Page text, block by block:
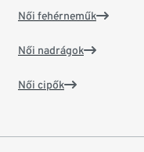
Női fehérneműk
Női nadrágok
Női cipők